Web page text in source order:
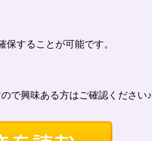
することが可能です。
で興味ある方はご確認ください♪